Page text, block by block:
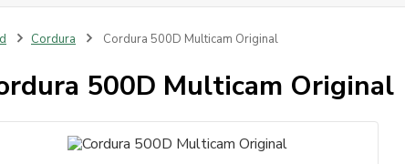
Cordura Cordura 500D Multicam Original
500D Multicam Original